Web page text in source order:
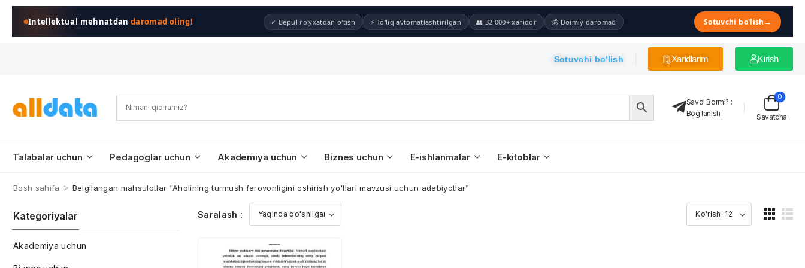
Intellektual mehnatdandaromad oling! ✓ Bepul ro'yxatdan o'tish ⚡ To'liq avtomatlashtirilgan 👥 32 000+ xaridor 💰 Doimiy daromad Sotuvchi bo'lish →
Sotuvchi bo'lish Xaridlarim Kirish
Savol Bormi? :
Bog'lanish
Savatcha
0
Talabalar uchun Pedagoglar uchun Akademiya uchun Biznes uchun E-ishlanmalar E-kitoblar
Bosh sahifa > Belgilangan mahsulotlar “Aholining turmush farovonligini oshirish yo'llari mavzusi uchun adabiyotlar”
Kategoriyalar
Akademiya uchun
Saralash :